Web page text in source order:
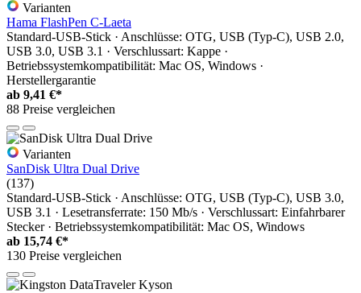
Varianten
Hama FlashPen C-Laeta
Standard-USB-Stick · Anschlüsse: OTG, USB (Typ-C), USB 2.0,
USB 3.0, USB 3.1 · Verschlussart: Kappe ·
Betriebssystemkompatibilität: Mac OS, Windows ·
Herstellergarantie
ab 9,41 €*
88 Preise vergleichen
Varianten
SanDisk Ultra Dual Drive
(137)
Standard-USB-Stick · Anschlüsse: OTG, USB (Typ-C), USB 3.0,
USB 3.1 · Lesetransferrate: 150 Mb/s · Verschlussart: Einfahrbarer
Stecker · Betriebssystemkompatibilität: Mac OS, Windows
ab 15,74 €*
130 Preise vergleichen